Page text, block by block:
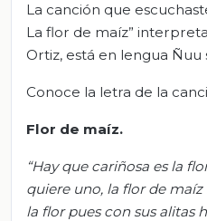
La canción que
La flor de maíz”
Ortiz, está en lengua Ñuu
Conoce la letra de la
Flor de maíz.
“Hay que cariñosa es la
quiere uno, la flor de
la flor pues con sus alitas